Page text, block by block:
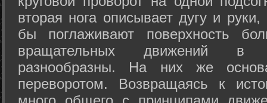
вторая нога описывает дугу и
бы поглаживают поверхность
вращательных движений в
разнообразны. На них же
переворотом. Возвращаясь к